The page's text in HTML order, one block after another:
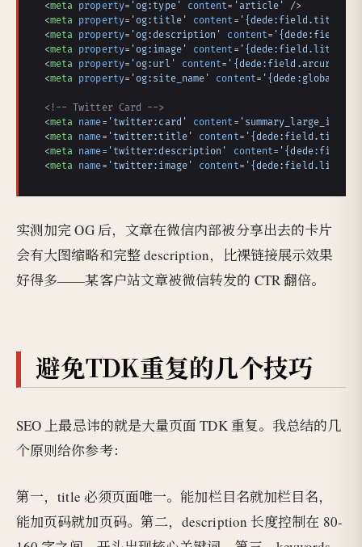
<meta property= 'og:type' content= 'article'
/>
<meta property= 'og:title' content = '{dede:field.title/}'
<meta property= 'og:description' content=
<meta property= 'og:image' content = '{dede:field.litpic/
<meta property= 'og:url' content= '{dede:field.arcurl/}'
<meta property= 'og:site_name' content=
<!-- Twitter Card -->
<meta name= 'twitter:card' content = 'summary_large_image'
<meta name= 'twitter:title' content= '{dede:field.title/
<meta name= 'twitter:description' content=
<meta name= 'twitter:image' content=
实测加完 OG 后，文章在微信内部被分享出去的卡片
会有大图缩略和完整 description，比裸链接展示效果
好得多——某客户站文章被微信转发的 CTR 翻倍。
避免TDK重复的几个技巧
SEO 上最忌讳的就是大量页面 TDK 重复。我总结的几
个原则给你参考：
第一，title 必须页面唯一。能加栏目名就加栏目名，
能加页码就加页码。第二，description 长度控制在 80-